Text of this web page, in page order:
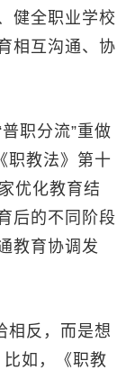
健全职业学校
相互沟通、协
职分流”重做
职教法》第十
优化教育结
后的不同阶段
教育协调发
反，而是想
比如，《职教